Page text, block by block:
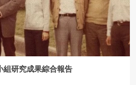
組研究成果綜合報告